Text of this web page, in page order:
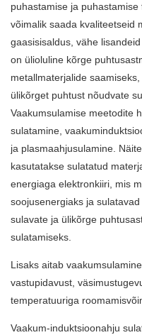
puhastamise ja
võimalik saada kvaliteetseid
gaasisisaldus, vähe
on ülioluline kõrge
metallmaterjalide
ülikõrget puhtust nõudvate
Vaakumsulamise meetodite
sulatamine,
ja plasmaahjusulamine.
kasutatakse sulatatud
energiaga elektronkiiri, mis
soojusenergiaks ja
sulavate ja ülikõrge
sulatamiseks.
Lisaks aitab
vastupidavust,
temperatuuriga
Vaakum-induktsioonahju